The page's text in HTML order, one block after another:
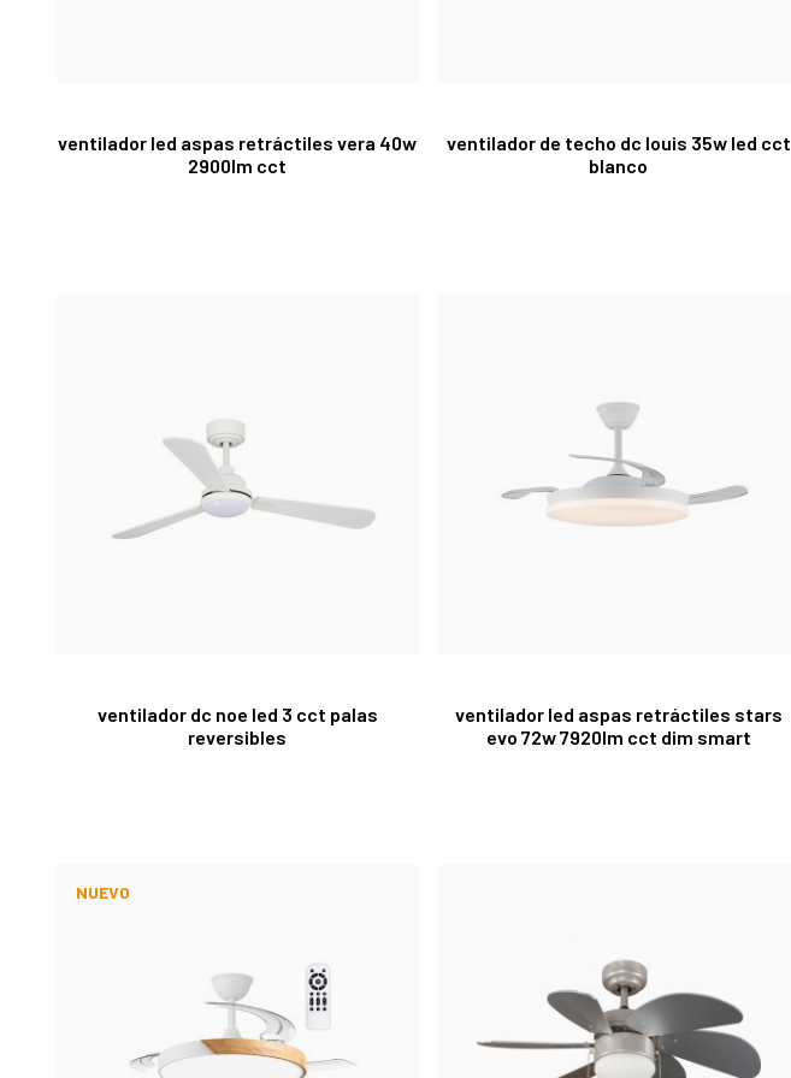
ventilador led aspas retráctiles vera 40w
2900lm cct
ventilador de techo dc louis 35w led cct
blanco
ventilador dc noe led 3 cct palas
reversibles
ventilador led aspas retráctiles stars
evo 72w 7920lm cct dim smart
NUEVO